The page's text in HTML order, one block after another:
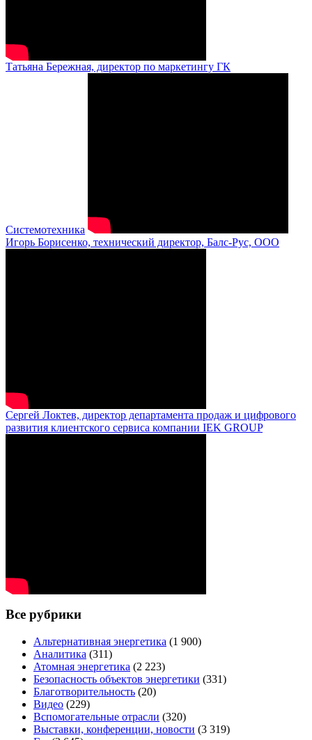
Татьяна Бережная, директор по маркетингу ГК
Системотехника
Игорь Борисенко, технический директор, Балс-Рус, ООО
Сергей Локтев, директор департамента продаж и цифрового
развития клиентского сервиса компании IEK GROUP
Все рубрики
Альтернативная энергетика (1 900)
Аналитика (311)
Атомная энергетика (2 223)
Безопасность объектов энергетики (331)
Благотворительность (20)
Видео (229)
Вспомогательные отрасли (320)
Выставки, конференции, новости (3 319)